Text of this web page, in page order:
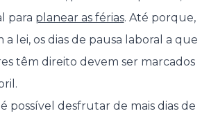
para planear as férias. Até porque,
lei, os dias de pausa laboral a que
têm direito devem ser marcados
é possível desfrutar de mais dias de